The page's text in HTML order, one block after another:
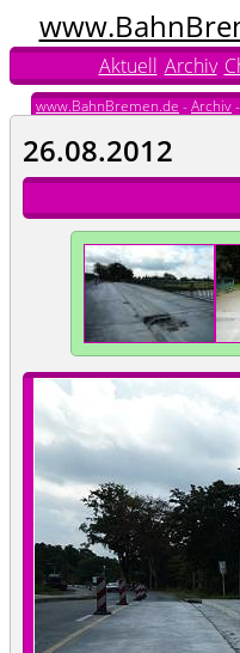
Aktuell Archiv
www.BahnBremen.de -Archiv-
26.08.2012